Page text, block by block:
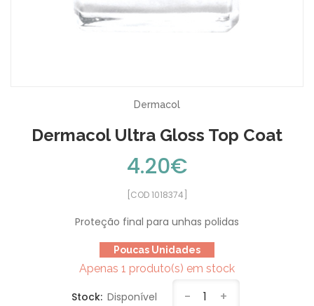
Dermacol
Dermacol Ultra Gloss Top Coat
4.20€
[COD 1018374]
Proteção final para unhas polidas
Poucas Unidades
Apenas 1 produto(s) em stock
Stock: Disponível - 1 +